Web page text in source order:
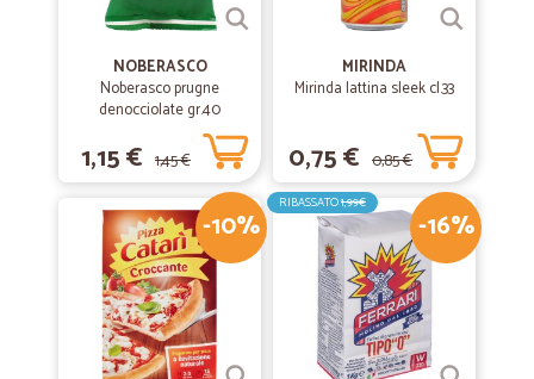
NOBERASCO
Noberasco prugne
denocciolate gr.40
1,15 € 1,45 €
MIRINDA
Mirinda lattina sleek cl.33
0,75 € 0,85 €
-10% -16%
RIBASSATO1,99€